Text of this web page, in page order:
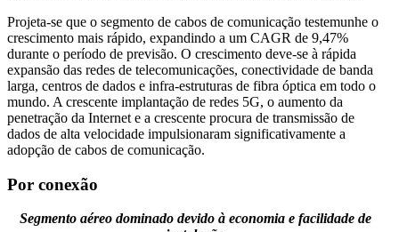
Projeta-se que o segmento de cabos de comunicação testemunhe o
crescimento mais rápido, expandindo a um CAGR de 9,47%
durante o período de previsão. O crescimento deve-se à rápida
expansão das redes de telecomunicações, conectividade de banda
larga, centros de dados e infra-estruturas de fibra óptica em todo o
mundo. A crescente implantação de redes 5G, o aumento da
penetração da Internet e a crescente procura de transmissão de
dados de alta velocidade impulsionaram significativamente a
adopção de cabos de comunicação.
Por conexão
Segmento aéreo dominado devido à economia e facilidade de